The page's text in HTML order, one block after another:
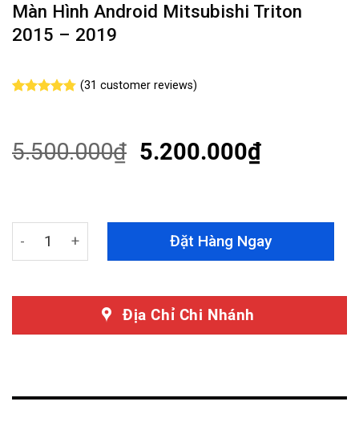
Màn Hình Android Mitsubishi Triton
2015 – 2019
customer
ratings
(31 customer reviews)
5.500.000₫ 5.200.000₫
Màn Hình Android Mitsubishi Triton 2015 - 2019
Đặt Hàng Ngay
Địa Chỉ Chi Nhánh